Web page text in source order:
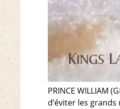
PRINCE WILLIAM
d’éviter les